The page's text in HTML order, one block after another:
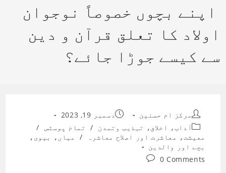
اپنے بچوں خصوصاً نوجوان
اولاد کا تعلق قرآن و دین
سے کیسے جوڑا جائے؟
Post
author:
مرکز ام حسنین
Post
published:
دسمبر 19, 2023
Post
category:
آداب، اخلاق، تہذیب وتمدن / تمام پوسٹس /
معیشت، معاشرت اور اصلاح معاشرہ
/
میاں، بیوی،
بچے اور والدین
Post
0 Comments